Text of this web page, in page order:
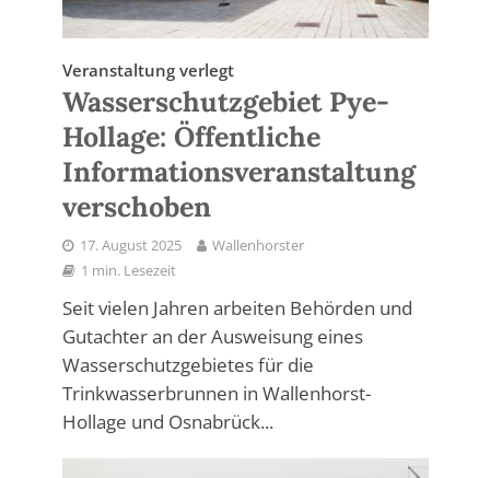
Veranstaltung verlegt
Wasserschutzgebiet Pye-
Hollage: Öffentliche
Informationsveranstaltung
verschoben
17. August 2025
Wallenhorster
1 min. Lesezeit
Seit vielen Jahren arbeiten Behörden und
Gutachter an der Ausweisung eines
Wasserschutzgebietes für die
Trinkwasserbrunnen in Wallenhorst-
Hollage und Osnabrück...